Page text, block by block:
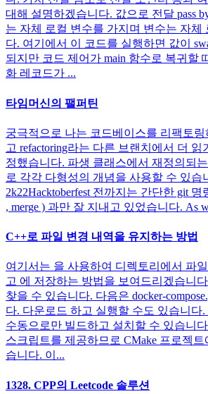
대해 설명하겠습니다. 값으로 전달 pass
는 자체 로컬 변수를 가지며 변수는 자체
다. 여기에서 이 코드를 실행하면 값이
되지만 코드 제어가 main 함수로 복귀할
화 레코드가 ...
타임머신의 팰퍼틴
궁극적으로 나는 코드베이스를 리팩토
고 refactoring라는 다른 브랜치에서 더 읽
정했습니다. 파생 클래스에서 재정의되
로 각각 다형성의 개념을 사용할 수 있습
2k22Hacktoberfest 전까지는 간단한 git 명
, merge ) 과만 잘 지내고 있었습니다. As
C++로 파일 변경 내역을 유지하는 방법
여기서는 을 사용하여 디렉토리에서 파
고 에 저장하는 방법을 보여드리겠습니
찾을 수 있습니다. 다음은 docker-
다. 다운로드 하고 실행할 수도 있습니다
수동으로만 빌드하고 설치할 수 있습니
스크립트를 제공하므로 CMake 프로젝
습니다. 이...
1328. CPP의 Leetcode 솔루션